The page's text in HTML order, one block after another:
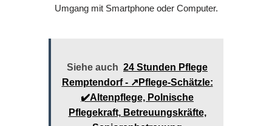
Umgang mit Smartphone oder Computer.
Siehe auch 24 Stunden Pflege
Remptendorf - ↗️Pflege-Schätzle:
✔️Altenpflege, Polnische
Pflegekraft, Betreuungskräfte,